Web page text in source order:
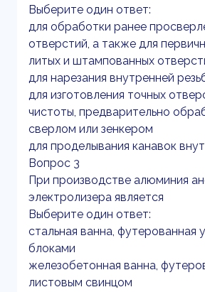
Выберите один ответ:
для обработки ранее
отверстий, а также для
литых и штампованных
для нарезания внутренней
для изготовления точных
чистоты, предварительно
сверлом или зенкером
для проделывания канавок
Вопрос 3
При производстве алюминия
электролизера является
Выберите один ответ:
стальная ванна, футерованная
блоками
железобетонная ванна,
листовым свинцом